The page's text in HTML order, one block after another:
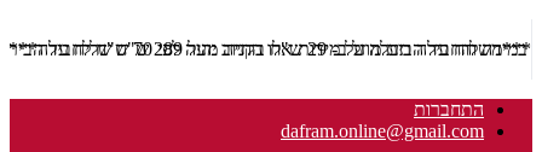
***משלוח עד הבית מוזל ב- 29 ש"ח בקניה מעל 289 ש"ח שליח עד הבית ***
התחברות
dafram.online@gmail.com